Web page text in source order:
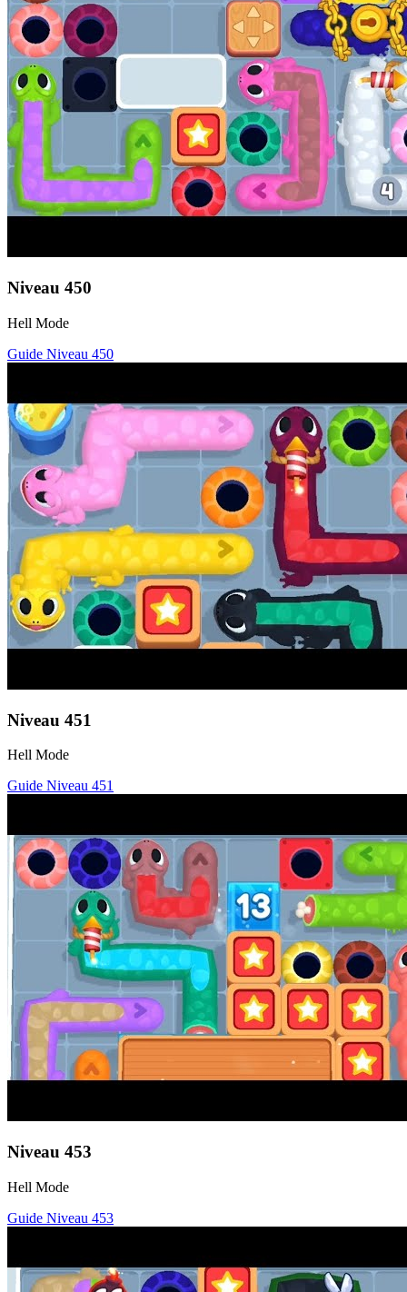
Niveau 450
Hell Mode
Guide Niveau 450
Niveau 451
Hell Mode
Guide Niveau 451
Niveau 453
Hell Mode
Guide Niveau 453